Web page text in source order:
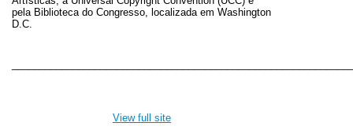
pela Biblioteca do Congresso, localizada em Washington
D.C.
View full site